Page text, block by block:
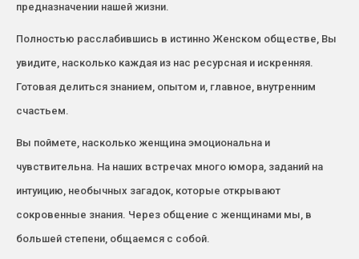
предназначении нашей жизни.
Полностью расслабившись в истинно Женском обществе, Вы
увидите, насколько каждая из нас ресурсная и искренняя.
Готовая делиться знанием, опытом и, главное, внутренним
счастьем.
Вы поймете, насколько женщина эмоциональна и
чувствительна. На наших встречах много юмора, заданий на
интуицию, необычных загадок, которые открывают
сокровенные знания. Через общение с женщинами мы, в
большей степени, общаемся с собой.